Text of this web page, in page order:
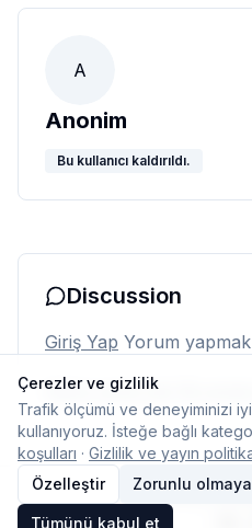
A
Anonim
Bu kullanıcı kaldırıldı.
Discussion
Giriş Yap Yorum
Henüz yorum yok. İlk yorumu
© 2026 TypelishAna Sayfa
Çerezler ve gizlilik
Trafik ölçümü ve deneyiminizi
kullanıyoruz. İsteğe bağlı
koşulları · Gizlilik ve yayın
Özelleştir
Zorunlu
Tümünü kabul et